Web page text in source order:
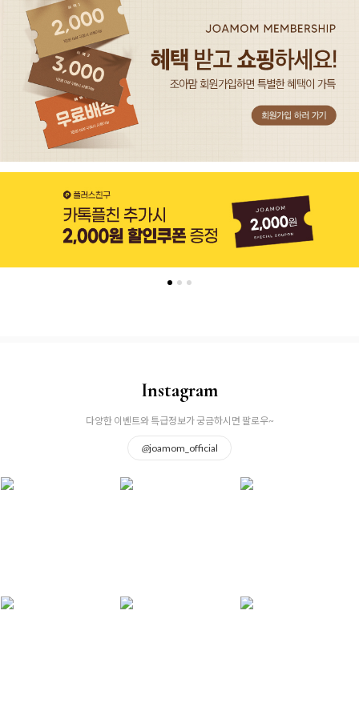
Instagram
다양한 이벤트와 특급정보가 궁금하시면 팔로우~
@joamom_official